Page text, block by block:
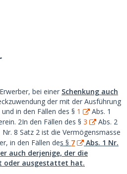
bei einer Schenkung auch
der mit der Ausführung
in den Fällen des § 1
Abs. 1
2In den Fällen des § 3
Abs. 2
Nr. 8 Satz 2 ist die Vermögensmasse
in den Fällen des § 7
Abs. 1 Nr.
auch derjenige, der die
oder ausgestattet hat.